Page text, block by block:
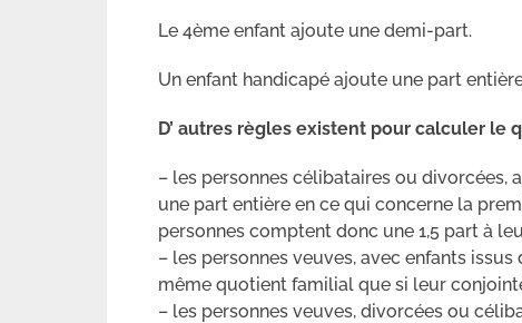
Le 4ème enfant ajoute une demi-part.
Un enfant handicapé ajoute une part
D’ autres règles existent pour calculer le
– les personnes célibataires ou divorcées,
une part entière en ce qui concerne la
personnes comptent donc une 1,5 part à
– les personnes veuves, avec enfants
même quotient familial que si leur
– les personnes veuves, divorcées ou